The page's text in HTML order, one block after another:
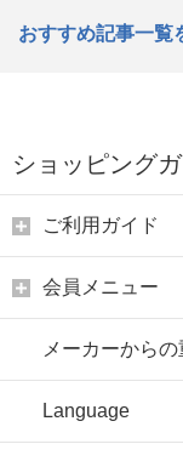
おすすめ記事一覧
ショッピング
ご利用ガイド
会員メニュー
メーカーから
Language